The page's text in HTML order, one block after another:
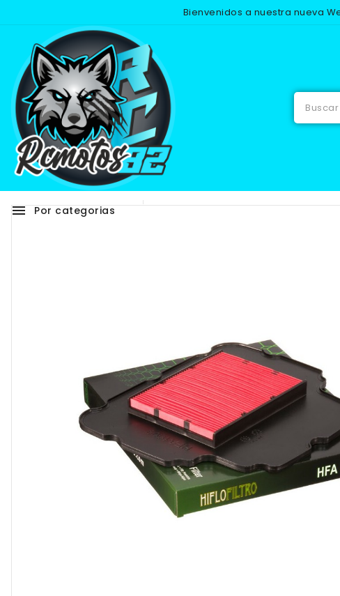
Bienvenidos a nuestra nueva
menu Por categorias Adhesivos RECAMBIOS
NUEVO